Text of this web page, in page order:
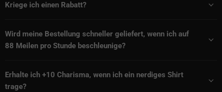
Kriege ich einen Rabatt?
Wird meine Bestellung schneller geliefert, wenn ich auf
88 Meilen pro Stunde beschleunige?
Erhalte ich +10 Charisma, wenn ich ein nerdiges Shirt
trage?